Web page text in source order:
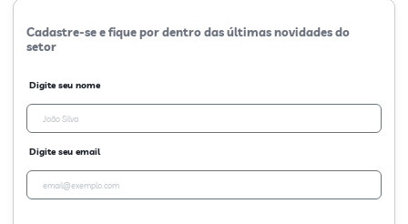
Cadastre-se e fique por dentro das últimas novidades do
setor
Digite seu nome
Digite seu email